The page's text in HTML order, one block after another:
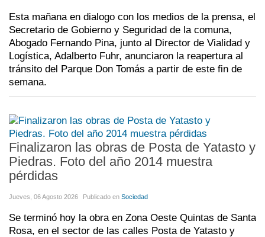
Esta mañana en dialogo con los medios de la prensa, el
Secretario de Gobierno y Seguridad de la comuna,
Abogado Fernando Pina, junto al Director de Vialidad y
Logística, Adalberto Fuhr, anunciaron la reapertura al
tránsito del Parque Don Tomás a partir de este fin de
semana.
Finalizaron las obras de Posta de Yatasto y
Piedras. Foto del año 2014 muestra
pérdidas
Jueves, 06 Agosto 2026 Publicado en Sociedad
Se terminó hoy la obra en Zona Oeste Quintas de Santa
Rosa, en el sector de las calles Posta de Yatasto y